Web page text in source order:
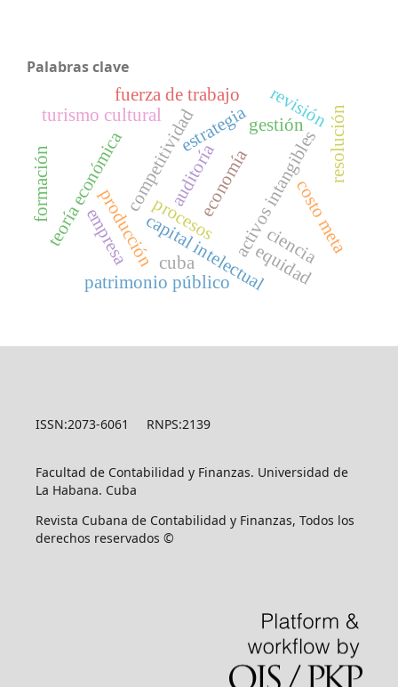
Palabras clave
economía
producción
teoría económica auditoría
empresa procesos activos intangibles
capital intelectual
competitividad
patrimonio público
turismo cultural
cienciacosto meta
estrategiagestión
revisión
equidad
formación
cuba
fuerza de trabajo
resolución
ISSN:2073-6061 RNPS:2139
Facultad de Contabilidad y Finanzas. Universidad de
La Habana. Cuba
Revista Cubana de Contabilidad y Finanzas, Todos los
derechos reservados ©